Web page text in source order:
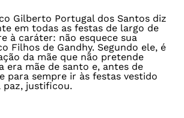
Gilberto Portugal dos Santos diz
em todas as festas de largo de
à caráter: não esquece sua
Filhos de Gandhy. Segundo ele, é
da mãe que não pretende
era mãe de santo e, antes de
para sempre ir às festas vestido
justificou.